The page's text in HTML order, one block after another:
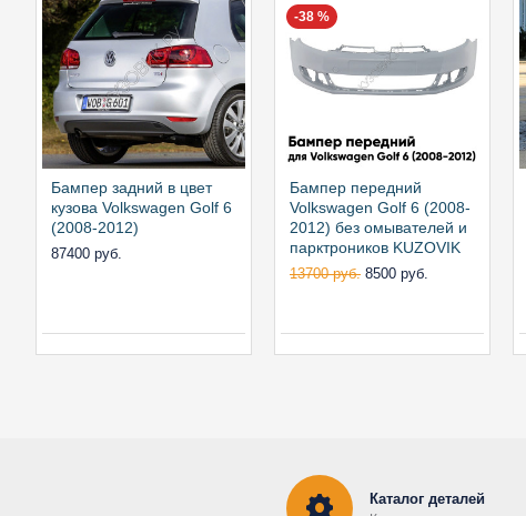
Бампер задний в цвет
кузова Volkswagen Golf 6
(2008-2012)
87400 руб.
-38 %
Бампер передний
Volkswagen Golf 6 (2008-
2012) без омывателей и
парктроников KUZOVIK
13700 руб. 8500 руб.
Каталог деталей